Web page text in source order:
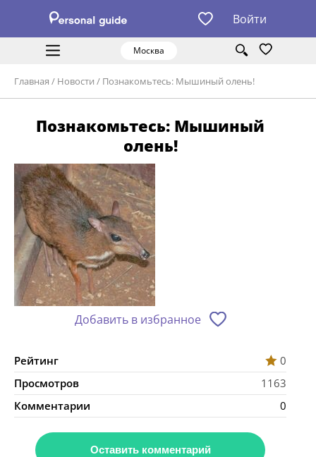
Войти
Москва
Главная / Новости / Познакомьтесь: Мышиный олень!
Познакомьтесь: Мышиный
олень!
Добавить в избранное
Рейтинг
0
Просмотров
1163
Комментарии
0
Оставить комментарий